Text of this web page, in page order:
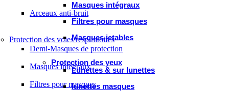
Masques intégraux
Filtres pour masques
Masques jetables
Protection des yeux
Lunettes & sur lunettes
lunettes masques
Arceaux anti-bruit
Protection des voies respiratoires
Demi-Masques de protection
Masques intégraux
Filtres pour masques